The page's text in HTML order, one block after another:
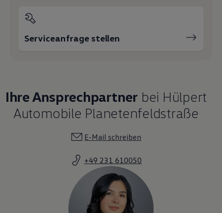
Serviceanfrage stellen
Ihre Ansprechpartner bei Hülpert
Automobile Planetenfeldstraße
E-Mail schreiben
+49 231 610050